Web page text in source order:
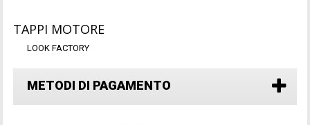
TAPPI MOTORE
LOOK FACTORY
METODI DI PAGAMENTO